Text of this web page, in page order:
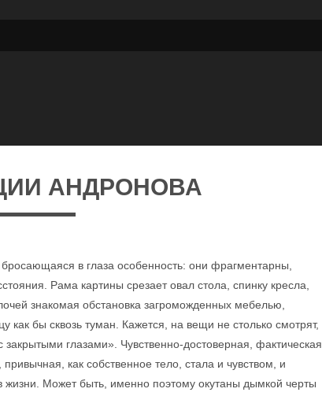
АНДРОНОВА
в глаза особенность: они фрагментарны,
Рама картины срезает овал стола, спинку кресла,
знакомая обстановка загроможденных мебелью,
как бы сквозь туман. Кажется, на вещи не столько смотрят,
глазами». Чувственно-достоверная, фактическая
как собственное тело, стала и чувством, и
Может быть, именно поэтому окутаны дымкой черты